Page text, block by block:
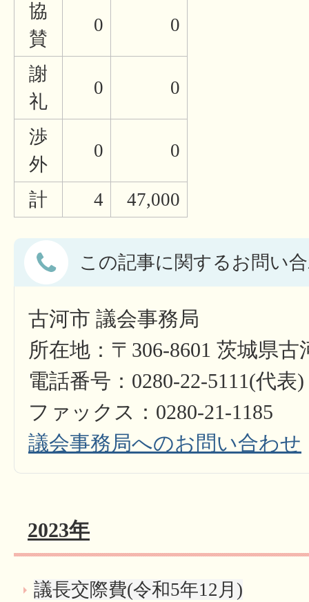
協
賛
0 0
謝
礼
0 0
渉
外
0 0
計 4 47,000
この記事に関するお問い
古河市 議会事務局
所在地：〒306-8601 茨城県
電話番号：0280-22-5111(代表)
ファックス：0280-21-1185
議会事務局へのお問い合わせ
2023年
議長交際費(令和5年12月)